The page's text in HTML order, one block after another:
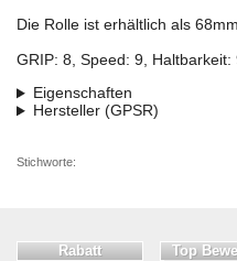
Die Rolle ist erhältlich als
GRIP: 8, Speed: 9, Haltbarkeit:
Eigenschaften
Hersteller (GPSR)
Stichworte:
Rabatt Top